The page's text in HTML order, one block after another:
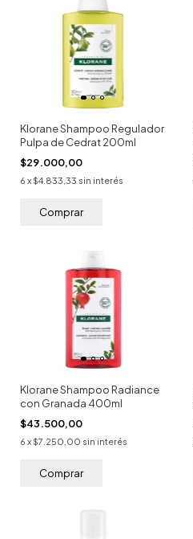
Klorane Shampoo Regulador
Pulpa de Cedrat 200ml
$29.000,00
6 x $4.833,33 sin interés
Klorane Shampoo Radiance
con Granada 400ml
$43.500,00
6 x $7.250,00 sin interés